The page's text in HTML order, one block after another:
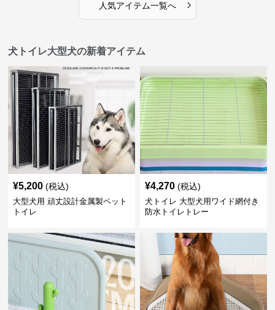
人気アイテム一覧へ ›
犬トイレ大型犬の新着アイテム
¥5,200 (税込)
大型犬用 頑丈設計金属製ペット
トイレ
¥4,270 (税込)
犬トイレ 大型犬用ワイド網付き
防水トイレトレー